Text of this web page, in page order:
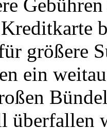
größere
ein
überfallen